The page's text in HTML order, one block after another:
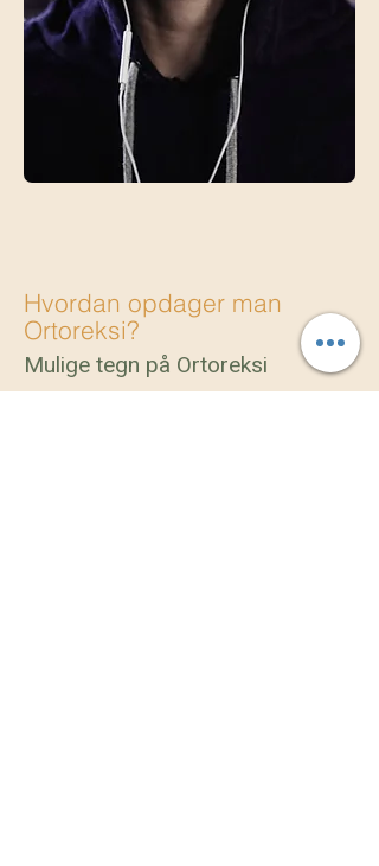
Hvordan opdager man
Ortoreksi?
Mulige tegn på Ortoreksi